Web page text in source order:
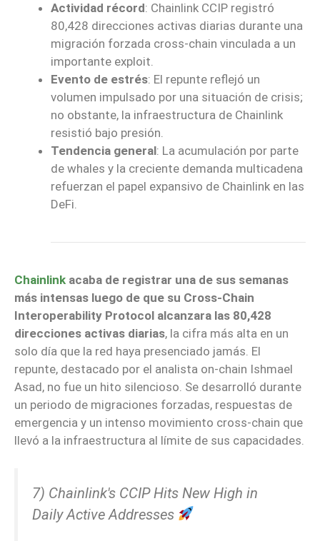
Actividad récord: Chainlink CCIP registró
80,428 direcciones activas diarias durante una
migración forzada cross-chain vinculada a un
importante exploit.
Evento de estrés: El repunte reflejó un
volumen impulsado por una situación de crisis;
no obstante, la infraestructura de Chainlink
resistió bajo presión.
Tendencia general: La acumulación por parte
de whales y la creciente demanda multicadena
refuerzan el papel expansivo de Chainlink en las
DeFi.
Chainlink acaba de registrar una de sus semanas
más intensas luego de que su Cross-Chain
Interoperability Protocol alcanzara las 80,428
direcciones activas diarias, la cifra más alta en un
solo día que la red haya presenciado jamás. El
repunte, destacado por el analista on-chain Ishmael
Asad, no fue un hito silencioso. Se desarrolló durante
un periodo de migraciones forzadas, respuestas de
emergencia y un intenso movimiento cross-chain que
llevó a la infraestructura al límite de sus capacidades.
7) Chainlink's CCIP Hits New High in
Daily Active Addresses